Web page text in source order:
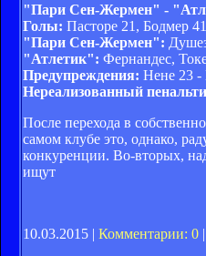
"Пари Сен-Жермен" -
Голы: Пасторе 21, Бодмер
"Пари Сен-Жермен":
"Атлетик": Фернандес,
Предупреждения: Нене 23 -
Нереализованный
После перехода в
самом клубе это, однако,
конкуренции. Во-вторых,
ищут
10.03.2015 | Комментарии: 0 |